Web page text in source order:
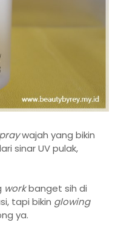
wajah yang bikin
sinar UV pulak,
workbanget sih di
tapi bikin glowing
ya.